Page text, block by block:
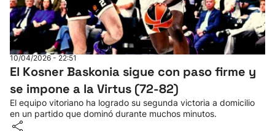
10/04/2026 - 22:51
El Kosner Baskonia sigue con paso firme y
se impone a la Virtus (72-82)
El equipo vitoriano ha logrado su segunda victoria a domicilio
en un partido que dominó durante muchos minutos.